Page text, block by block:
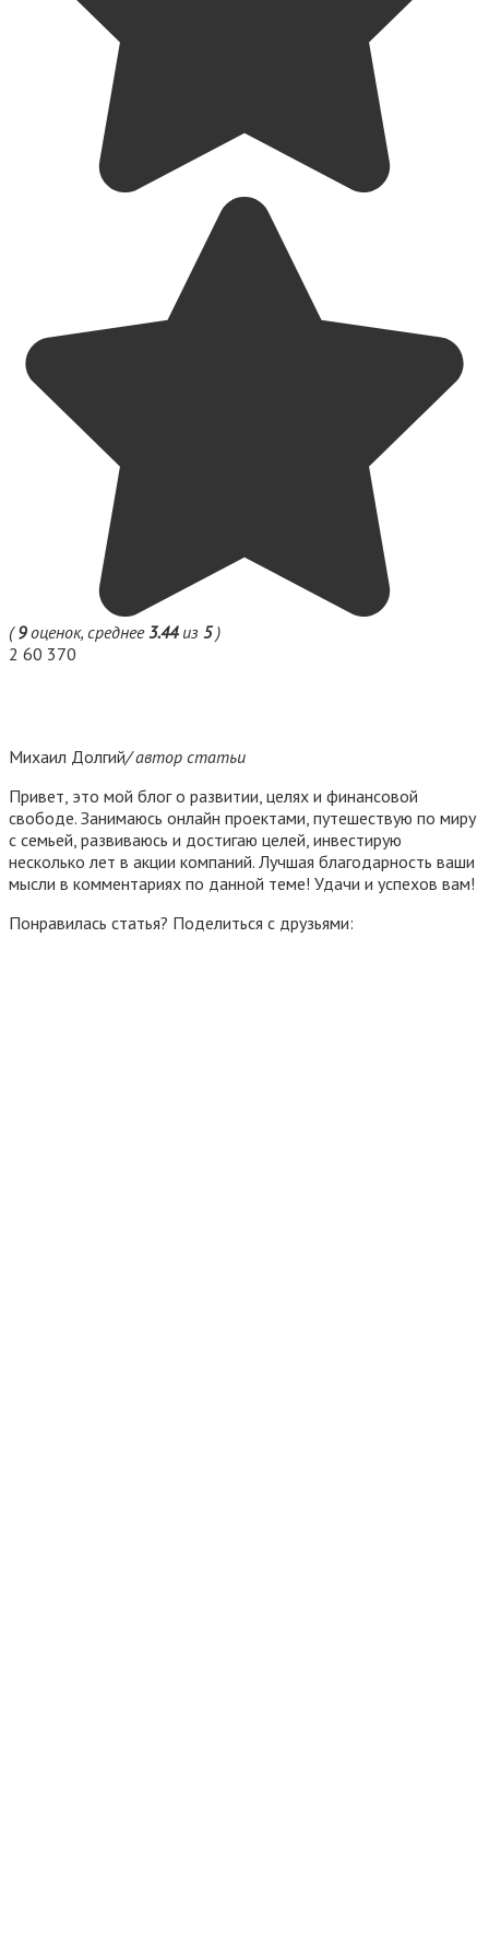
(9оценок, среднее3.44из 5)
2 60 370
Михаил Долгий/ автор статьи
Привет, это мой блог о развитии, целях и финансовой
свободе. Занимаюсь онлайн проектами, путешествую по миру
с семьей, развиваюсь и достигаю целей, инвестирую
несколько лет в акции компаний. Лучшая благодарность ваши
мысли в комментариях по данной теме! Удачи и успехов вам!
Понравилась статья? Поделиться с друзьями: